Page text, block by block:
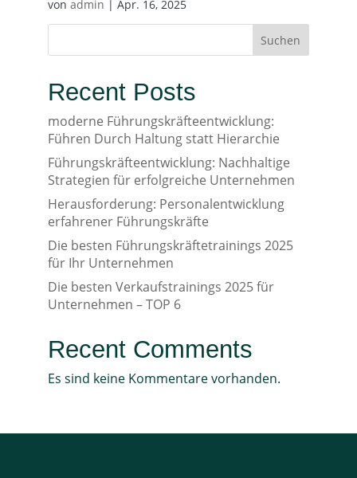
von admin | Apr. 16, 2025
Suchen
Recent Posts
moderne Führungskräfteentwicklung:
Führen Durch Haltung statt Hierarchie
Führungskräfteentwicklung: Nachhaltige
Strategien für erfolgreiche Unternehmen
Herausforderung: Personalentwicklung
erfahrener Führungskräfte
Die besten Führungskräftetrainings 2025
für Ihr Unternehmen
Die besten Verkaufstrainings 2025 für
Unternehmen – TOP 6
Recent Comments
Es sind keine Kommentare vorhanden.